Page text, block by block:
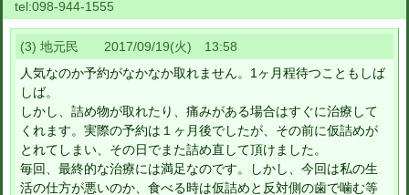
tel:098-944-1555
(3) 地元民 2017/09/19(火) 13:58
人気なのか予約がなかなか取れません。1ヶ月程待つこともしば
しば。
しかし、詰め物が取れたり、痛みがある場合はすぐに治療して
くれます。実際の予約は１ヶ月後でしたが、その前に仮詰めが
とれてしまい、その日でまた詰め直して頂けました。
毎回、最終的な治療には満足なのです。しかし、今回は私の生
活の仕方が悪いのか、食べる時は仮詰めと反対側の歯で噛む等